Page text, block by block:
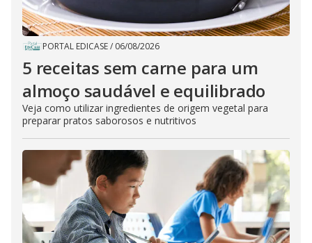
PORTAL EDICASE/ 06/08/2026
5 receitas sem carne para um
almoço saudável e equilibrado
Veja como utilizar ingredientes de origem vegetal para
preparar pratos saborosos e nutritivos